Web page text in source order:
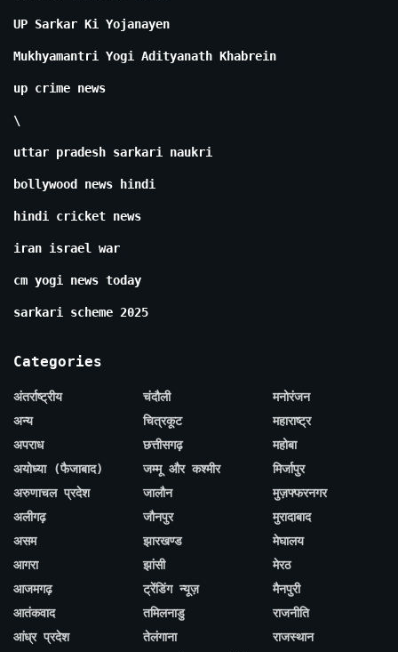
UP Sarkar Ki Yojanayen
Mukhyamantri Yogi Adityanath Khabrein
up crime news
\
uttar pradesh sarkari naukri
bollywood news hindi
hindi cricket news
iran israel war
cm yogi news today
sarkari scheme 2025
Categories
अंतर्राष्ट्रीय
अन्य
अपराध
अयोध्या (फैजाबाद)
अरुणाचल प्रदेश
अलीगढ़
असम
आगरा
आजमगढ़
आतंकवाद
आंध्र प्रदेश
चंदौली
चित्रकूट
छत्तीसगढ़
जम्मू और कश्मीर
जालौन
जौनपुर
झारखण्ड
झांसी
ट्रेंडिंग न्यूज़
तमिलनाडु
तेलंगाना
मनोरंजन
महाराष्ट्र
महोबा
मिर्जापुर
मुज़फ्फरनगर
मुरादाबाद
मेघालय
मेरठ
मैनपुरी
राजनीति
राजस्थान